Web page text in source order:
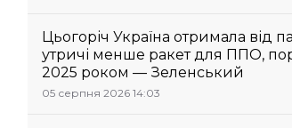
Цьогоріч Україна отримала від
утричі менше ракет для ППО,
2025 роком — Зеленський
05 серпня 2026 14:03